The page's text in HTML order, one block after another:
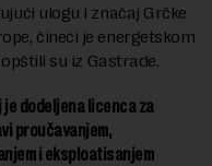
ulogu i značaj Grčke
čineći je energetskom
su iz Gastrade.
je dodeljena licenca za
proučavanjem,
i eksploatisanjem